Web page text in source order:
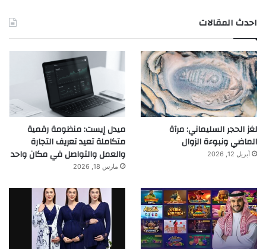
احدث المقالات
لغز الحجر السليماني: مرآة
الماضي ونبوءة الزوال
أبريل 12, 2026
ميدل إيست: منظومة رقمية
متكاملة تعيد تعريف التجارة
والعمل والتواصل في مكان واحد
مارس 18, 2026